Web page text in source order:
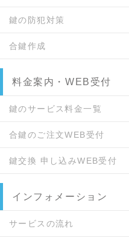
鍵の防犯対策
合鍵作成
料金案内・WEB受付
鍵のサービス料金一覧
合鍵のご注文WEB受付
鍵交換 申し込みWEB受付
インフォメーション
サービスの流れ